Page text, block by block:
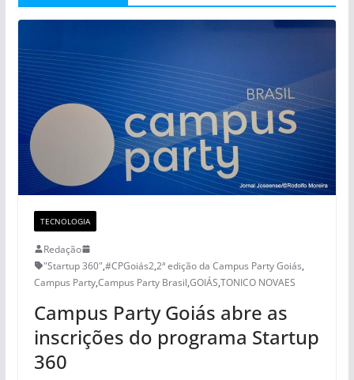
TECNOLOGIA
Redação
"Startup 360",#CPGoiás2,2ª edição da Campus Party Goiás,
Campus Party,Campus Party Brasil,GOIÁS,TONICO NOVAES
Campus Party Goiás abre as
inscrições do programa Startup
360